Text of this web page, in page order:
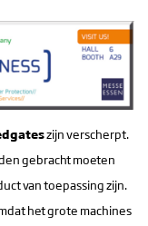
zijn verscherpt.
gebracht moeten
van toepassing zijn.
het grote machines